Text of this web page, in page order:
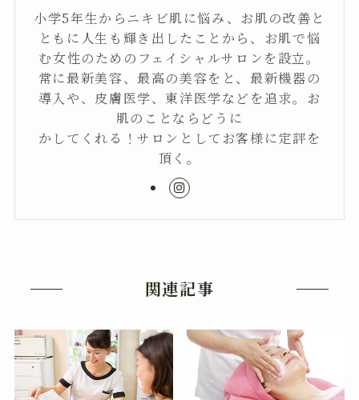
小学5年生からニキビ肌に悩み、お肌の改善と
ともに人生も輝き出したことから、お肌で悩
む女性のためのフェイシャルサロンを設立。
常に最新美容、最高の美容をと、最新機器の
導入や、皮膚医学、東洋医学などを追求。お
肌のことならどうに
かしてくれる！サロンとしてお客様に定評を
頂く。
関連記事